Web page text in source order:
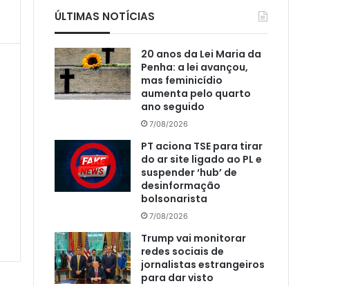
ÚLTIMAS NOTÍCIAS
20 anos da Lei Maria da
Penha: a lei avançou,
mas feminicídio
aumenta pelo quarto
ano seguido
7/08/2026
PT aciona TSE para tirar
do ar site ligado ao PL e
suspender ‘hub’ de
desinformação
bolsonarista
7/08/2026
Trump vai monitorar
redes sociais de
jornalistas estrangeiros
para dar visto